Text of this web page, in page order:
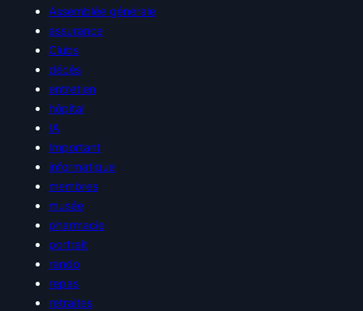
Assemblée générale
assurance
Clubs
décés
entretien
hôpital
IA
Important
informatique
membres
musée
pharmacie
portrait
rando
repas
retraites